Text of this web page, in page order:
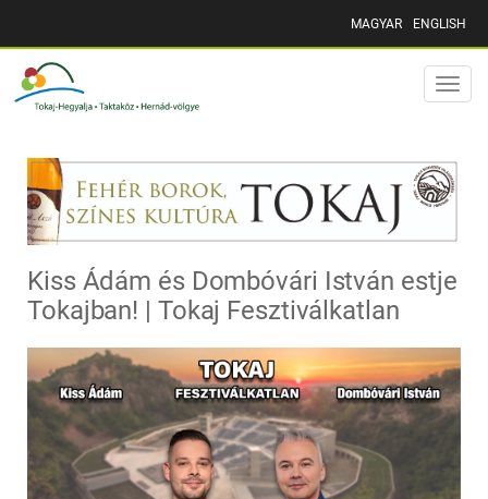
MAGYAR ENGLISH
Toggle
Kiss Ádám és Dombóvári István estje
Tokajban! | Tokaj Fesztiválkatlan